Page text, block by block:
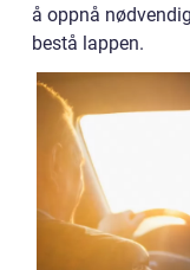
å oppnå
bestå lappen.